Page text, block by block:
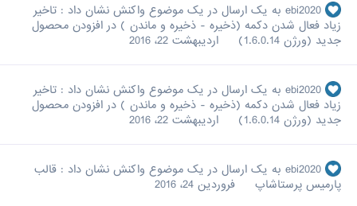
ebi2020 به یک ارسال در یک موضوع واکنش نشان داد : تاخیر
زیاد فعال شدن دکمه (ذخیره - ذخیره و ماندن ) در افزودن محصول
جدید (ورژن 1.6.0.14)
اردیبهشت 22، 2016
ebi2020 به یک ارسال در یک موضوع واکنش نشان داد : تاخیر
زیاد فعال شدن دکمه (ذخیره - ذخیره و ماندن ) در افزودن محصول
جدید (ورژن 1.6.0.14)
اردیبهشت 22، 2016
ebi2020 به یک ارسال در یک موضوع واکنش نشان داد : قالب
پارمیس پرستاشاپ
فروردین 24، 2016